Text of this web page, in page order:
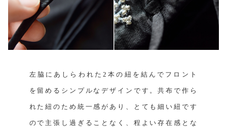
左脇にあしらわれた2本の紐を結んでフロント
を留めるシンプルなデザインです。共布で作ら
れた紐のため統一感があり、とても細い紐です
ので主張し過ぎることなく、程よい存在感とな